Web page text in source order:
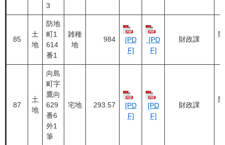
3
85
土
地
防地
町1
614
番1
雑種
地
984
[PD
F]
[PD
F]
財政課
87
土
地
向島
町字
鷹向
629
番6
外1
筆
宅地 293.57
[PD
F]
[PD
F]
財政課